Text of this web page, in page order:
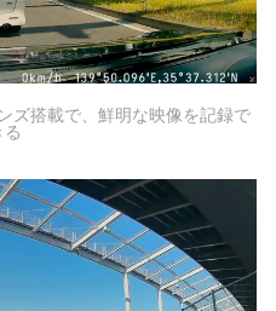
ズ搭載で、鮮明な映像を記録で
る